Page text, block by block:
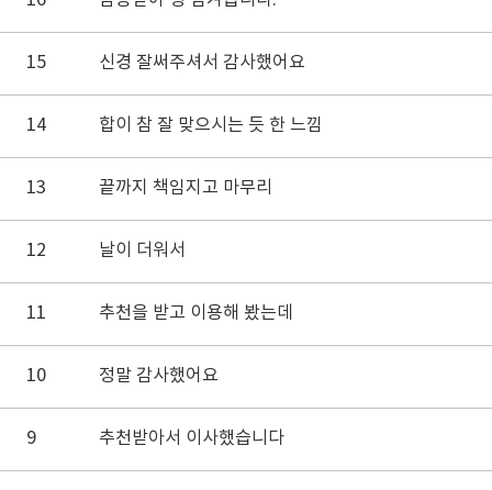
15 신경 잘써주셔서 감사했어요
14 합이 참 잘 맞으시는 듯 한 느낌
13 끝까지 책임지고 마무리
12 날이 더워서
11 추천을 받고 이용해 봤는데
10 정말 감사했어요
9 추천받아서 이사했습니다